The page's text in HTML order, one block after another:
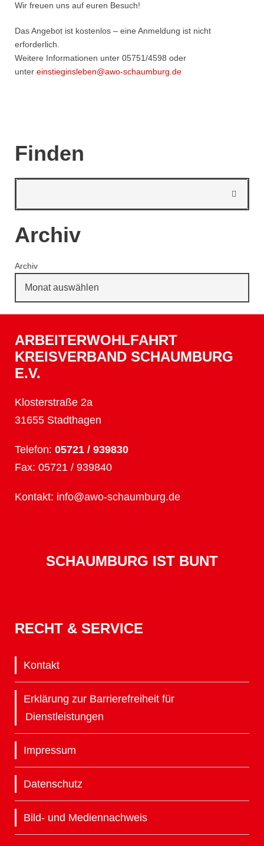
Wir freuen uns auf euren Besuch!
Das Angebot ist kostenlos – eine Anmeldung ist nicht
erforderlich.
Weitere Informationen unter 05751/4598 oder
unter einstieginsleben@awo-schaumburg.de
Finden
Archiv
Archiv
ARBEITERWOHLFAHRT
KREISVERBAND SCHAUMBURG
E.V.
Klosterstraße 2a
31655 Stadthagen
Telefon: 05721 / 939830
Fax: 05721 / 939840
Kontakt: info@awo-schaumburg.de
SCHAUMBURG IST BUNT
RECHT & SERVICE
Kontakt
Erklärung zur Barrierefreiheit für
Dienstleistungen
Impressum
Datenschutz
Bild- und Mediennachweis